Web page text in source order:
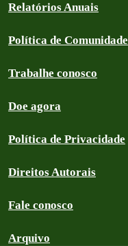
Relatórios Anuais
Política de Comunidade
Trabalhe conosco
Doe agora
Política de Privacidade
Direitos Autorais
Fale conosco
Arquivo